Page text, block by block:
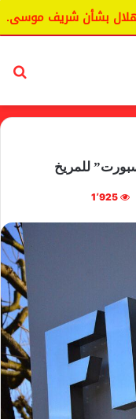
بشأن شريف موسى.
للمريخ
1٬925